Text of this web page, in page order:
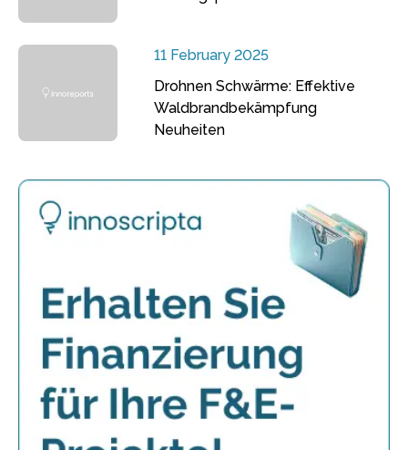
11 February 2025
Drohnen Schwärme: Effektive
Waldbrandbekämpfung
Neuheiten